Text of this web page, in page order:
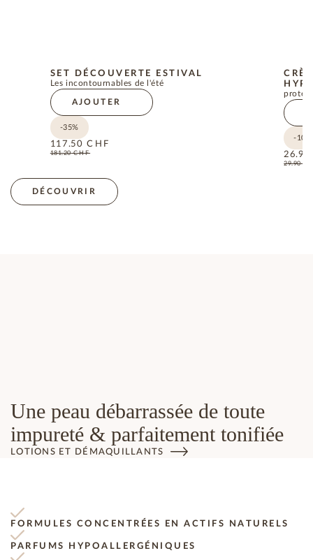
SET DÉCOUVERTE ESTIVAL
Les incontournables de l'été
AJOUTER
-35%
117.50 CHF
181.20CHF
-10%
26.90
29.90
DÉCOUVRIR
Une peau débarrassée de toute
impureté & parfaitement tonifiée
LOTIONS ET DÉMAQUILLANTS
FORMULES CONCENTRÉES EN ACTIFS NATURELS
PARFUMS HYPOALLERGÉNIQUES